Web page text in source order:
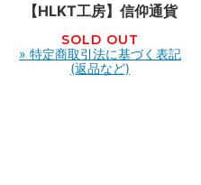
【HLKT工房】信仰通貨
SOLD OUT
» 特定商取引法に基づく表記
(返品など)